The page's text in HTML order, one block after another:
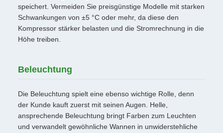
speichert. Vermeiden Sie preisgünstige Modelle mit starken
Schwankungen von ±5 °C oder mehr, da diese den
Kompressor stärker belasten und die Stromrechnung in die
Höhe treiben.
Beleuchtung
Die Beleuchtung spielt eine ebenso wichtige Rolle, denn
der Kunde kauft zuerst mit seinen Augen. Helle,
ansprechende Beleuchtung bringt Farben zum Leuchten
und verwandelt gewöhnliche Wannen in unwiderstehliche